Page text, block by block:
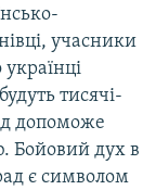
учасники
тисячі-
допоможе
Бойовий дух в
є символом